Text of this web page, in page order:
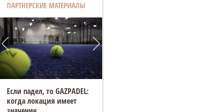
ПАРТНЕРСКИЕ МАТЕРИАЛЫ
Если падел, то GAZPADEL:
когда локация имеет